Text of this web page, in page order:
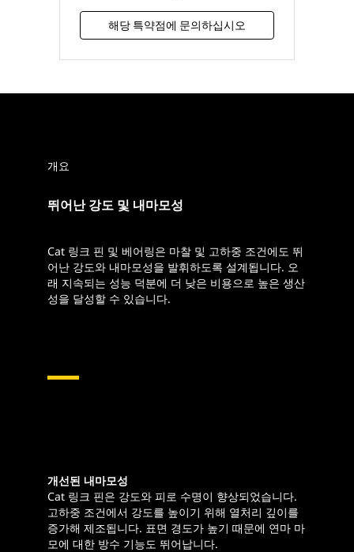
해당 특약점에 문의하십시오
개요
뛰어난 강도 및 내마모성
Cat 링크 핀 및 베어링은 마찰 및 고하중 조건에도 뛰
어난 강도와 내마모성을 발휘하도록 설계됩니다. 오
래 지속되는 성능 덕분에 더 낮은 비용으로 높은 생산
성을 달성할 수 있습니다.
개선된 내마모성
Cat 링크 핀은 강도와 피로 수명이 향상되었습니다.
고하중 조건에서 강도를 높이기 위해 열처리 깊이를
증가해 제조됩니다. 표면 경도가 높기 때문에 연마 마
모에 대한 방수 기능도 뛰어납니다.